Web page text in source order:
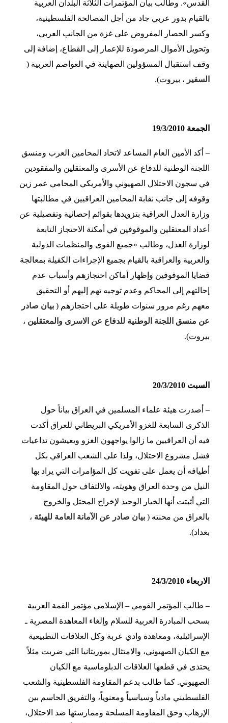
القدس». وطالب بيان المؤتمرات الثلاثة البلدان العربية
بالقيام بدور عربي جاد من أجل المصالحة الفلسطينية،
وكسر الحصار المفروض على غزة من الجانب العربي،
وتحويل الأموال المرصودة للإعمار إلى القطاع، إضافة إلى
وقف استقبال المسؤولين الصهاينة في العواصم العربية (
السفير ، بيروت).
الجمعة 19/3/2010
– أكد الأمين العام المساعد لاتحاد المحامين العرب ومنسق
اللجنة الوطنية للدفاع عن الأسرى والمعتقلين والمفقودين
في سجون الاحتلال الصهيوني والأمريكي المحامي عمر زين
وقوفه إلى جانب نقابة المحامين العراقيين في مطالبتها
وزارة العدل العراقية بتزويدها بقوائم إحصائية وتفصيلية عن
أعداد المعتقلين والموقوفين في أمكنة الاحتجاز التابعة
لوزارة العدل، وطالب «جميع القوى والمنظمات الدولية
والعربية والعراقية بالقيام بجميع الإجراءات الكفيلة بمعالجة
قضايا الموقوفين وإظهار أماكن احتجازهم وأسباب عدم
إحالتهم إلى المحاكم وعدم توجيه تهم إليهم أو التحقيق
معهم رغم مرور سنوات طويلة على احتجازهم ( بيان صادر
عن منسق اللجنة الوطنية للدفاع عن الاسرى والمعتقلين ،
بيروت).
السبت 20/3/2010
– أصدرت هيئة علماء المسلمين في العراق بياناً حول
الذكرى السابعة للغزو الأمريكي البريطاني للعراق أكدت
فيه أن العراقيين ما زالوا يواجهون الغزو ويعيشون تداعيات
فشل مشروع الاحتلال، ولذا على الشعب العراقي بكل
أطيافه أن يعمل على تفويت كل المؤامرات التي يراد بها
النيل من وحدة العراق وهويته، والالتفاف حول المقاومة
التي أثبتت أنها الخيار الوحيد لإخراج المحتل والخروج
بالعراق من محنته ( بيان صادر عن الآمانة العامة للهيئة ،
بغداد).
الاربعاء 24/3/2010
– طالب المؤتمر القومي – الإسلامي مؤتمر القمة العربية
بسحب المبادرة العربية للسلام وإلغاء المعاهدة المصرية ـ
الإسرائيلية، ومعاهدة وادي عربة وكل العلاقات التطبيعية
مع الكيان الصهيوني، والامتثال بموريتانيا التي ضربت مثلاً
يحتذى في قطعها العلاقات الدبلوماسية مع الكيان
الصهيوني. كما طالب بدعم المقاومة الفلسطينية والشعب
الفلسطيني مادياً وسياسياً ومعنوياً، والتفريق الحاسم بين
الإرهاب وحق المقاومة المسلحة وممارستها ضد الاحتلال،